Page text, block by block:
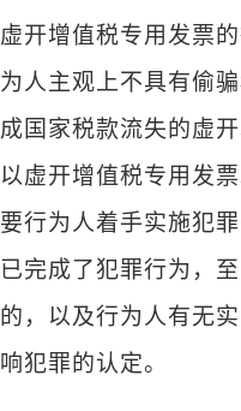
虚开增值税专用发票
为人主观上不具有偷
成国家税款流失的虚
以虚开增值税专用发
要行为人着手实施犯
已完成了犯罪行为，
的，以及行为人有无
响犯罪的认定。